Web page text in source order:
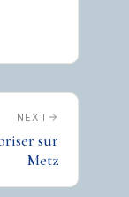
NEXT
sur
Metz